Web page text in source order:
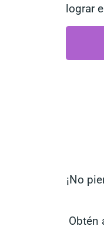
lograr
¡No
Obtén